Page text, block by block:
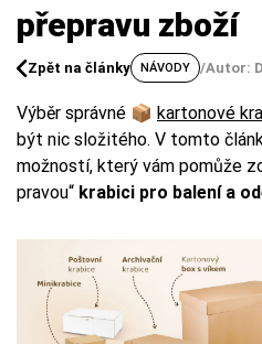
přepravu zboží
Zpět na články NÁVODY /Autor:
Výběr správné 📦 kartonové
být nic složitého. V tomto
možností, který vám pomůže
pravou“ krabici pro balení a